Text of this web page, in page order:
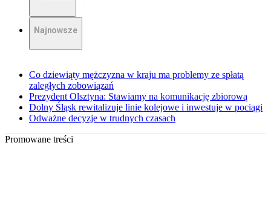
Najnowsze
Co dziewiąty mężczyzna w kraju ma problemy ze spłatą
zaległych zobowiązań
Prezydent Olsztyna: Stawiamy na komunikację zbiorową
Dolny Śląsk rewitalizuje linie kolejowe i inwestuje w pociągi
Odważne decyzje w trudnych czasach
Promowane treści